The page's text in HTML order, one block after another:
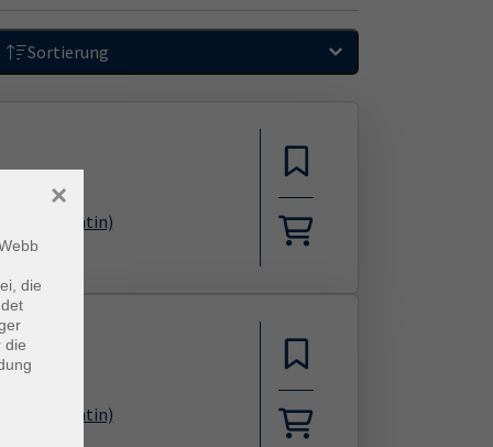
Sortierung
die
die
×